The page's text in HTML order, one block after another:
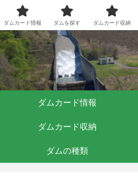
ダムくらぶ
ダムカード情報
ダムカード収納
ダムの種類
ダムカード情報 ダムを探す ダムカード収納